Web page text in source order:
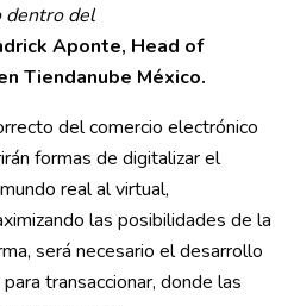
dentro del
Aponte, Head of
Tiendanube México.
del comercio electrónico
formas de digitalizar el
real al virtual,
las posibilidades de la
será necesario el desarrollo
transaccionar, donde las